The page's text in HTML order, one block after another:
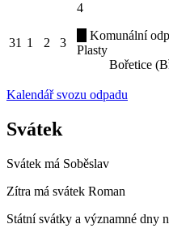
31 1 2 3
4
Komunální
Plasty
Bořetice
Kalendář svozu odpadu
Svátek
Svátek má Soběslav
Zítra má svátek Roman
Státní svátky a významné dny